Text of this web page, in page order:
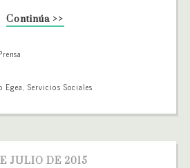
Continúa >>
Egea,Servicios Sociales
JULIO DE 2015